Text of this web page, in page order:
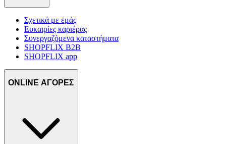
Σχετικά με εμάς
Ευκαιρίες καριέρας
Συνεργαζόμενα καταστήματα
SHOPFLIX B2B
SHOPFLIX app
ONLINE ΑΓΟΡΕΣ